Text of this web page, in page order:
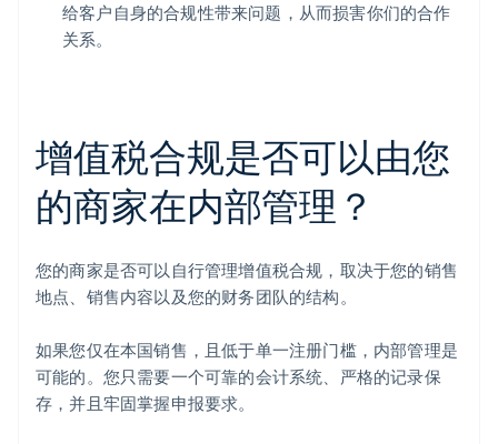
给客户自身的合规性带来问题，从而损害你们的合作
关系。
增值税合规是否可以由您
的商家在内部管理？
您的商家是否可以自行管理增值税合规，取决于您的销售
地点、销售内容以及您的财务团队的结构。
如果您仅在本国销售，且低于单一注册门槛，内部管理是
可能的。您只需要一个可靠的会计系统、严格的记录保
存，并且牢固掌握申报要求。